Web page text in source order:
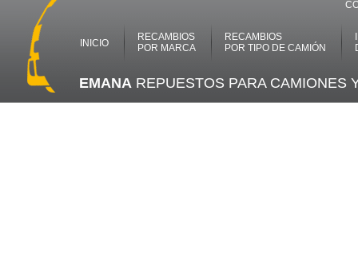
INICIO
RECAMBIOS
POR MARCA
RECAMBIOS
POR TIPO DE CAMIÓN
EMANA REPUESTOS PARA CAMIONES